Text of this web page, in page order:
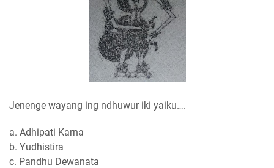
Jenenge wayang ing ndhuwur iki yaiku….
a. Adhipati Karna
b. Yudhistira
c. Pandhu Dewanata